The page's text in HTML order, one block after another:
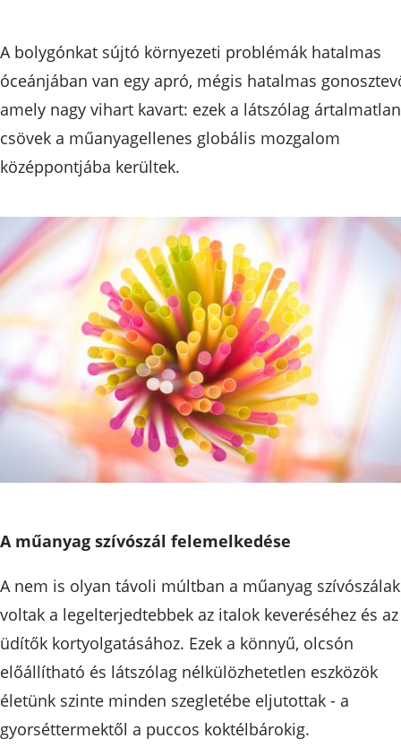
A bolygónkat sújtó környezeti problémák hatalmas
óceánjában van egy apró, mégis hatalmas
amely nagy vihart kavart: ezek a látszólag ártalmatlan
csövek a műanyagellenes globális mozgalom
középpontjába kerültek.
A műanyag szívószál felemelkedése
A nem is olyan távoli múltban a műanyag szívószálak
voltak a legelterjedtebbek az italok keveréséhez és az
üdítők kortyolgatásához. Ezek a könnyű, olcsón
előállítható és látszólag nélkülözhetetlen eszközök
életünk szinte minden szegletébe eljutottak - a
gyorséttermektől a puccos koktélbárokig.